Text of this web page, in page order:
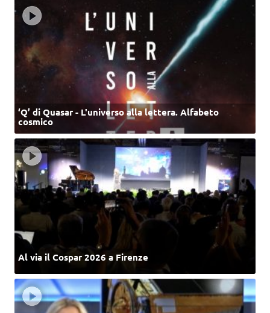
‘Q’ di Quasar - L'universo alla lettera. Alfabeto
cosmico
Al via il Cospar 2026 a Firenze